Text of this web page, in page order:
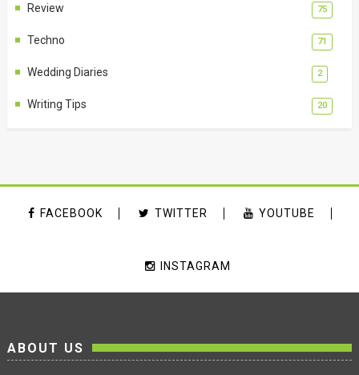
Review 75
Techno 71
Wedding Diaries 2
Writing Tips 20
FACEBOOK TWITTER YOUTUBE
INSTAGRAM
ABOUT US